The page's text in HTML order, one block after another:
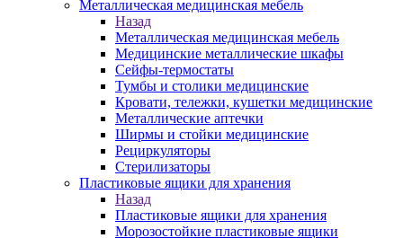
Металлическая медицинская мебель
Назад
Металлическая медицинская мебель
Медицинские металлические шкафы
Сейфы-термостаты
Тумбы и столики медицинские
Кровати, тележки, кушетки медицинские
Металлические аптечки
Ширмы и стойки медицинские
Рециркуляторы
Стерилизаторы
Пластиковые ящики для хранения
Назад
Пластиковые ящики для хранения
Морозостойкие пластиковые ящики